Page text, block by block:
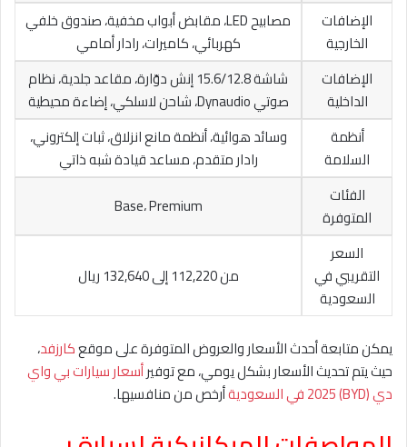
الإضافات
الخارجية
مصابيح LED، مقابض أبواب مخفية، صندوق خلفي
كهربائي، كاميرات، رادار أمامي
الإضافات
الداخلية
شاشة 15.6/12.8 إنش دوّارة، مقاعد جلدية، نظام
صوتي Dynaudio، شاحن لاسلكي، إضاءة محيطية
أنظمة
السلامة
وسائد هوائية، أنظمة مانع انزلاق، ثبات إلكتروني،
رادار متقدم، مساعد قيادة شبه ذاتي
الفئات
المتوفرة
Base، Premium
السعر
التقريبي في
السعودية
من 112,220 إلى 132,640 ريال
يمكن متابعة أحدث الأسعار والعروض المتوفرة على موقعكارزفد،
حيث يتم تحديث الأسعار بشكل يومي، مع توفيرأسعار سيارات بي واي
دي (BYD) 2025 في السعودية
أرخص من منافسيها.